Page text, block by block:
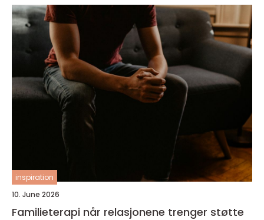
inspiration
10. June 2026
Familieterapi når relasjonene trenger støtte